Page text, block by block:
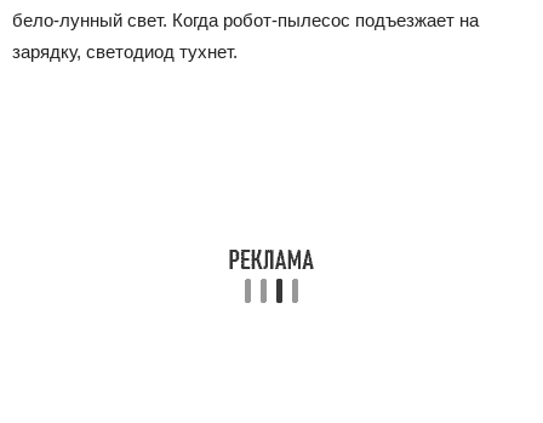
бело-лунный свет. Когда робот-пылесос подъезжает на
зарядку, светодиод тухнет.